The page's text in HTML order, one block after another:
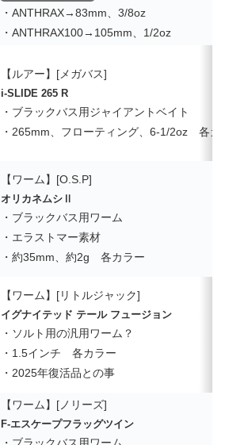
・ANTHRAX→83mm、3/8oz
・ANTHRAX100→105mm、1/2oz
【ルアー】[メガバス]
i-SLIDE 265 R
・ブラックバス用ジャイアントベイト
・265mm、フローティング、6-1/2oz 各カ
【ワーム】[O.S.P]
オリカネムシⅡ
・ブラックバス用ワーム
・エラストマー素材
・約35mm、約2g 各カラー
【ワーム】[リトルジャック]
イグナイテッド テール フュージョン
・ソルト用の汎用ワーム？
・1.5インチ 各カラー
・2025年復活品との事
【ワーム】[ノリーズ]
F-エスケープフラッグツイン
・ブラックバス用ワーム